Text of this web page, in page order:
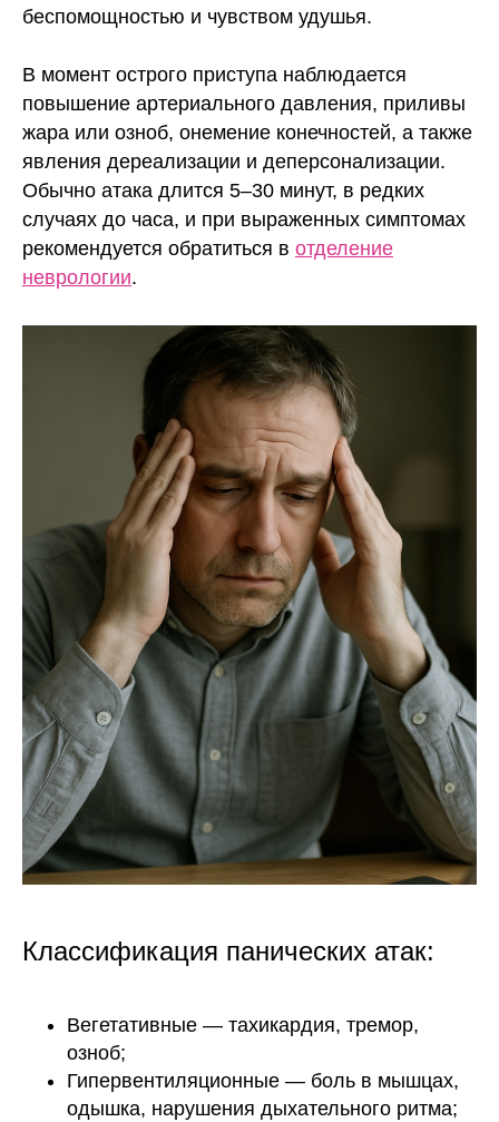
беспомощностью и чувством удушья.
В момент острого приступа наблюдается
повышение артериального давления, приливы
жара или озноб, онемение конечностей, а также
явления дереализации и деперсонализации.
Обычно атака длится 5–30 минут, в редких
случаях до часа, и при выраженных симптомах
рекомендуется обратиться в отделение
неврологии.
Классификация панических атак:
Вегетативные — тахикардия, тремор,
озноб;
Гипервентиляционные — боль в мышцах,
одышка, нарушения дыхательного ритма;